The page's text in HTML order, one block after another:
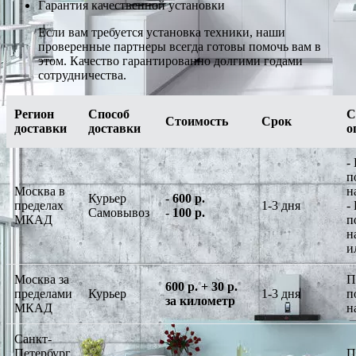
Гарантия качественной установки
Если вам требуется установка техники, наши
проверенные партнеры всегда готовы помочь вам в
этом. Качество гарантированно долгими годами
сотрудничества.
Регион
доставки
Способ
доставки
Стоимость Срок
Москва в
пределах
МКАД
Курьер
Самовывоз
-600 р.
-100 р.
1-3 дня
-
-
Москва за
пределами
МКАД
Курьер
600 р. + 30 р.
за километр
1-3 дня
Санкт-
Петербург